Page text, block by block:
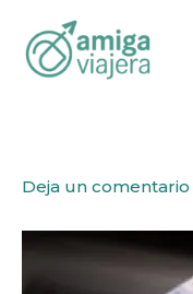
contenido
Residencia por
Portugal
Deja un comentario